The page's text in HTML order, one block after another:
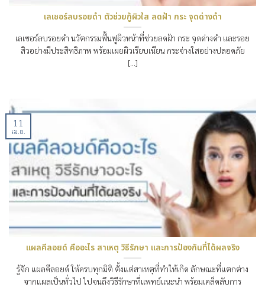
เลเซอร์ลบรอยดำ ตัวช่วยกู้ผิวใส ลดฝ้า กระ จุดด่างดำ
เลเซอร์ลบรอยดำ นวัตกรรมฟื้นฟูผิวหน้าที่ช่วยลดฝ้า กระ จุดด่างดำ และรอย
สิวอย่างมีประสิทธิภาพ พร้อมเผยผิวเรียบเนียน กระจ่างใสอย่างปลอดภัย
[...]
แผลคีลอยด์ คืออะไร สาเหตุ วิธีรักษา และการป้องกันที่ได้ผลจริง
รู้จัก แผลคีลอยด์ ให้ครบทุกมิติ ตั้งแต่สาเหตุที่ทำให้เกิด ลักษณะที่แตกต่าง
จากแผลเป็นทั่วไป ไปจนถึงวิธีรักษาที่แพทย์แนะนำ พร้อมเคล็ดลับการ
11
เม.ย.